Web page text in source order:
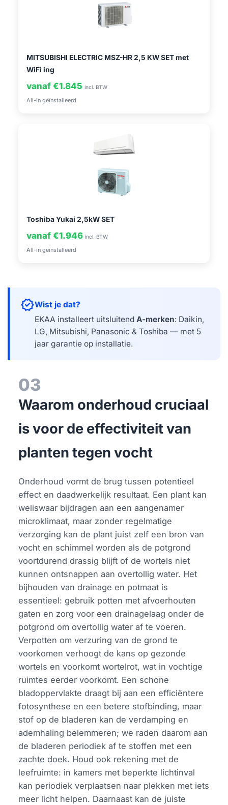
MITSUBISHI ELECTRIC MSZ-HR 2,5 KW SET met
WiFi ing
vanaf €1.845 incl. BTW
All-in geïnstalleerd
Toshiba Yukai 2,5kW SET
vanaf €1.946 incl. BTW
All-in geïnstalleerd
verifiedWist je dat?
EKAA installeert uitsluitendA-merken: Daikin,
LG, Mitsubishi, Panasonic & Toshiba — met 5
jaar garantie op installatie.
03
Waarom onderhoud cruciaal
is voor de effectiviteit van
planten tegen vocht
Onderhoud vormt de brug tussen potentieel
effect en daadwerkelijk resultaat. Een plant kan
weliswaar bijdragen aan een aangenamer
microklimaat, maar zonder regelmatige
verzorging kan de plant juist zelf een bron van
vocht en schimmel worden als de potgrond
voortdurend drassig blijft of de wortels niet
kunnen ontsnappen aan overtollig water. Het
bijhouden van drainage en potmaat is
essentieel: gebruik potten met afvoerhouten
gaten en zorg voor een drainagelaag onder de
potgrond om overtollig water af te voeren.
Verpotten om verzuring van de grond te
voorkomen verhoogt de kans op gezonde
wortels en voorkomt wortelrot, wat in vochtige
ruimtes eerder voorkomt. Een schone
bladoppervlakte draagt bij aan een efficiëntere
fotosynthese en een betere stofbinding, maar
stof op de bladeren kan de verdamping en
ademhaling belemmeren; we raden daarom aan
de bladeren periodiek af te stoffen met een
zachte doek. Houd ook rekening met de
leefruimte: in kamers met beperkte lichtinval
kan periodiek verplaatsen naar plekken met iets
meer licht helpen. Daarnaast kan de juiste